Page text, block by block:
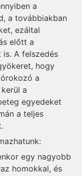
a
a továbbiakban
ezáltal
előtt a
A felszedés
hogy
a
a
egyedeket
a teljes
egy nagyobb
homokkal, és